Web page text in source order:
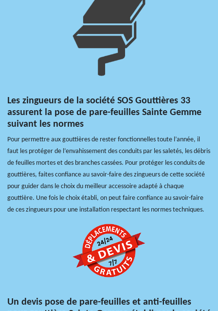
Les zingueurs de la société SOS Gouttières 33
assurent la pose de pare-feuilles Sainte Gemme
suivant les normes
Pour permettre aux gouttières de rester fonctionnelles toute l’année, il
faut les protéger de l’envahissement des conduits par les saletés, les débris
de feuilles mortes et des branches cassées. Pour protéger les conduits de
gouttières, faites confiance au savoir-faire des zingueurs de cette société
pour guider dans le choix du meilleur accessoire adapté à chaque
gouttière. Une fois le choix établi, on peut faire confiance au savoir-faire
de ces zingueurs pour une installation respectant les normes techniques.
Un devis pose de pare-feuilles et anti-feuilles